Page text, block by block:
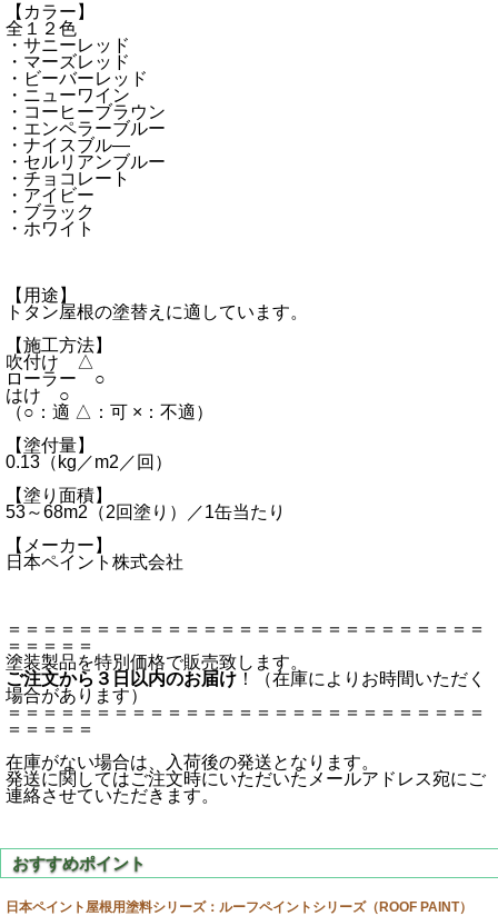
【カラー】
全１２色
・サニーレッド
・マーズレッド
・ビーバーレッド
・ニューワイン
・コーヒーブラウン
・エンペラーブルー
・ナイスブル―
・セルリアンブルー
・チョコレート
・アイビー
・ブラック
・ホワイト
【用途】
トタン屋根の塗替えに適しています。
【施工方法】
吹付け △
ローラー ○
はけ ○
（○：適 △：可 ×：不適）
【塗付量】
0.13（kg／m2／回）
【塗り面積】
53～68m2（2回塗り）／1缶当たり
【メーカー】
日本ペイント株式会社
＝＝＝＝＝＝＝＝＝＝＝＝＝＝＝＝＝＝＝＝＝＝＝＝＝＝＝
＝＝＝＝＝
塗装製品を特別価格で販売致します。
ご注文から３日以内のお届け ！（在庫によりお時間いただく
場合があります）
＝＝＝＝＝＝＝＝＝＝＝＝＝＝＝＝＝＝＝＝＝＝＝＝＝＝＝
＝＝＝＝＝
在庫がない場合は、入荷後の発送となります。
発送に関してはご注文時にいただいたメールアドレス宛にご
連絡させていただきます。
日本ペイント屋根用塗料シリーズ：ルーフペイントシリーズ（ROOF PAINT）